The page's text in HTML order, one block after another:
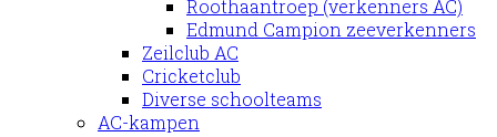
Roothaantroep (verkenners AC)
Edmund Campion zeeverkenners
Zeilclub AC
Cricketclub
Diverse schoolteams
AC-kampen